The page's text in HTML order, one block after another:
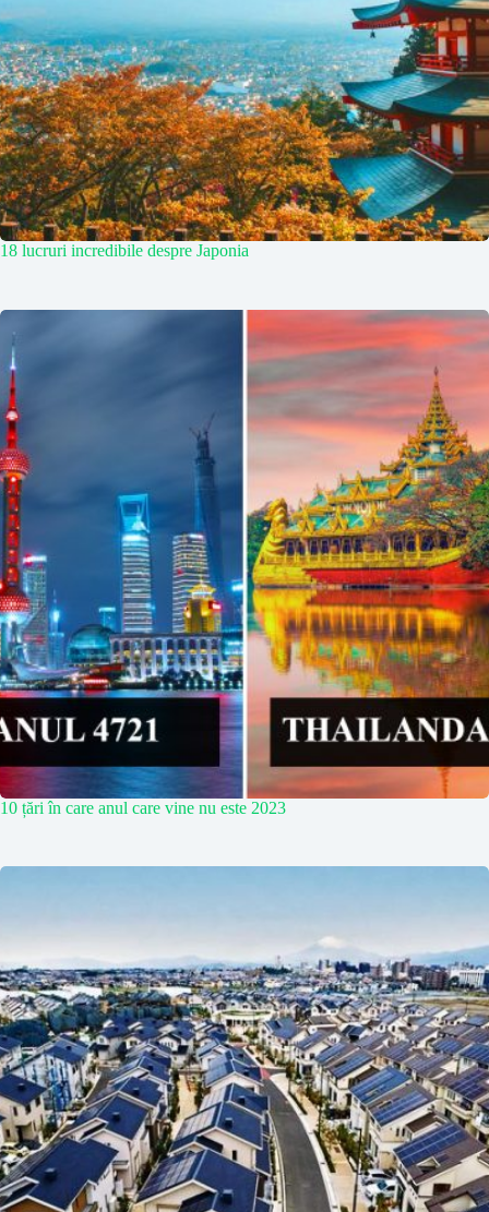
18 lucruri incredibile despre Japonia
10 țări în care anul care vine nu este 2023